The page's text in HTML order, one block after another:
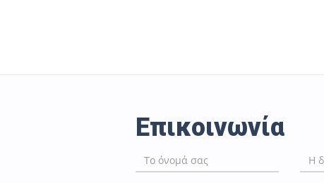
Επικοινωνία